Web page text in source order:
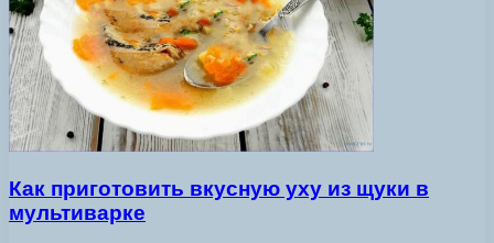
Как приготовить вкусную уху из щуки в
мультиварке